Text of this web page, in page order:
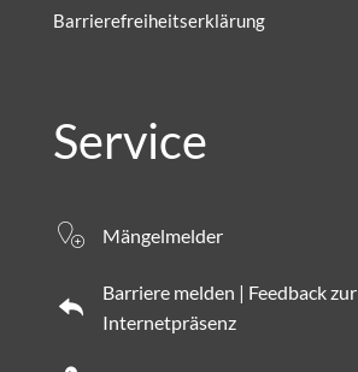
Barrierefreiheitserklärung
Service
Mängelmelder
Barriere melden | Feedback zur
Internetpräsenz